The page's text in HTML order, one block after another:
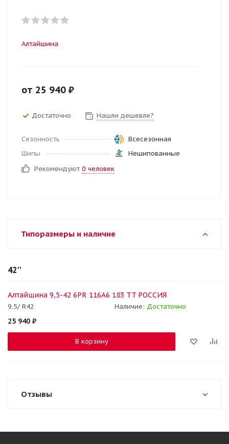
Алтайшина
от 25 940 ₽
Достаточно Нашли дешевле?
Сезонность
Всесезонная
Шипы
Нешипованные
Рекомендуют 0 человек
Типоразмеры и наличие
42''
Алтайшина 9,5-42 6PR 116A6 183 TT РОССИЯ
9.5/ R42 Наличие: Достаточно
25 940 ₽
В корзину
Отзывы